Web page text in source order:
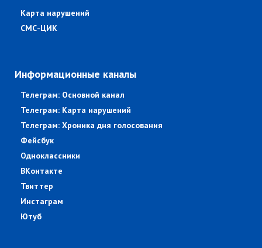
Карта нарушений
СМС-ЦИК
Информационные каналы
Телеграм: Основной канал
Телеграм: Карта нарушений
Телеграм: Хроника дня голосования
Фейсбук
Одноклассники
ВКонтакте
Твиттер
Инстаграм
Ютуб